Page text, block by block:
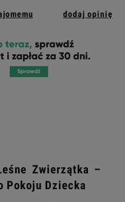
dodaj opinię
Zwierzątka –
Pokoju Dziecka